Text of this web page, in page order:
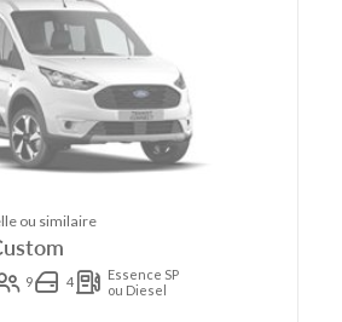
ou similaire
9 4
Essence SP
ou Diesel